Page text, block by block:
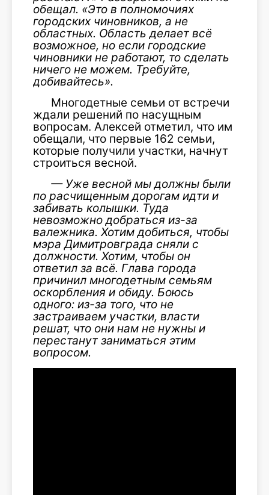
обещал. «Это в полномочиях
городских чиновников, а не
областных. Область делает всё
возможное, но если городские
чиновники не работают, то сделать
ничего не можем. Требуйте,
добивайтесь».
Многодетные семьи от встречи
ждали решений по насущным
вопросам. Алексей отметил, что им
обещали, что первые 162 семьи,
которые получили участки, начнут
строиться весной.
— Уже весной мы должны были
по расчищенным дорогам идти и
забивать колышки. Туда
невозможно добраться из-за
валежника. Хотим добиться, чтобы
мэра Димитровграда сняли с
должности. Хотим, чтобы он
ответил за всё. Глава города
причинил многодетным семьям
оскорбления и обиду. Боюсь
одного: из-за того, что не
застраиваем участки, власти
решат, что они нам не нужны и
перестанут заниматься этим
вопросом.